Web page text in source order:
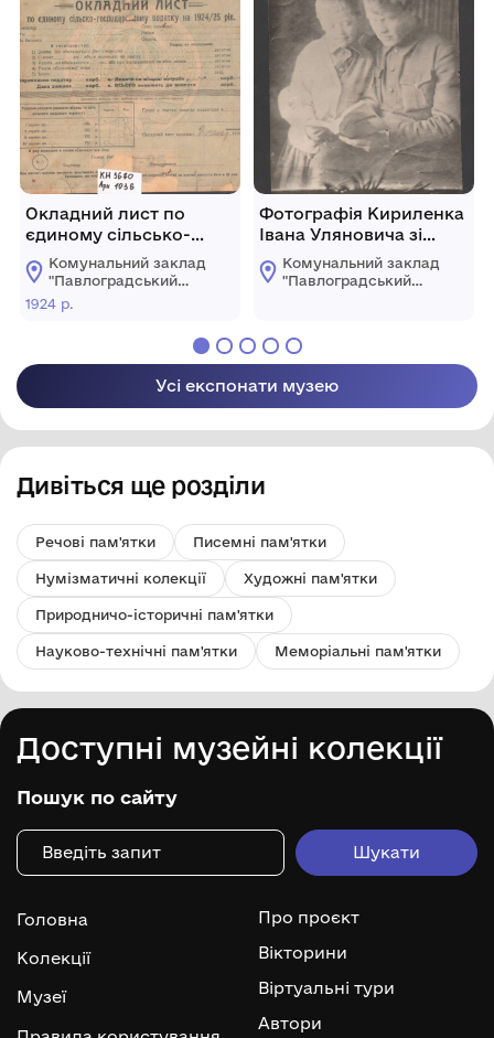
Окладний лист по
єдиному сільсько-
господарського
податку на 1924-25
роки
Комунальний заклад
"Павлоградський
історико-
краєзнавчий музей"
1924 р.
Фотографія Кириленка
Івана Уляновича зі
своєю дочкою
Комунальний заклад
"Павлоградський
міської ради
Усі експонати музею
Дивіться ще розділи
Речові пам'ятки Писемні пам'ятки
Нумізматичні колекції Художні пам'ятки
Природничо-історичні пам'ятки
Науково-технічні пам'ятки Меморіальні пам'ятки
Доступні музейні колекції
Пошук по сайту
Головна
Колекції
Музеї
Про проєкт
Вікторини
Віртуальні тури
Автори